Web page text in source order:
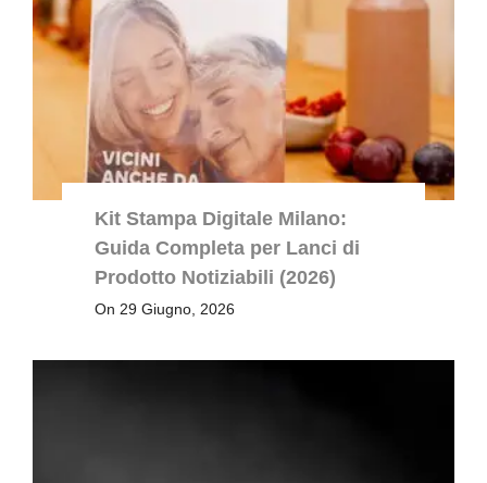
Kit Stampa Digitale Milano:
Guida Completa per Lanci di
Prodotto Notiziabili (2026)
On 29 Giugno, 2026